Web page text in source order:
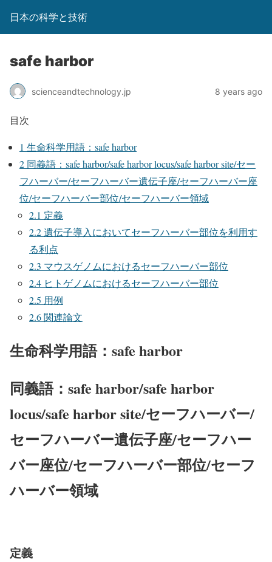
日本の科学と技術
safe harbor
scienceandtechnology.jp 8 years ago
目次
1 生命科学用語：safe harbor
2 同義語：safe harbor/safe harbor locus/safe harbor site/セー
フハーバー/セーフハーバー遺伝子座/セーフハーバー座
位/セーフハーバー部位/セーフハーバー領域
2.1 定義
2.2遺伝子導入においてセーフハーバー部位を利用す
る利点
2.3 マウスゲノムにおけるセーフハーバー部位
2.4 ヒトゲノムにおけるセーフハーバー部位
2.5 用例
2.6関連論文
生命科学用語：safe harbor
同義語：safe harbor/safe harbor
locus/safe harbor site/セーフハーバー/
セーフハーバー遺伝子座/セーフハー
バー座位/セーフハーバー部位/セーフ
ハーバー領域
定義